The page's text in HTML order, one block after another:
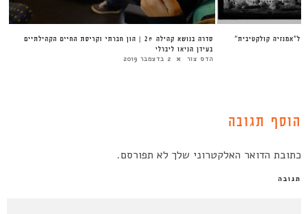
סדרה בנושא קהילה 2# | הון חברתי וקריסת החיים הקהילתיים
בעידן הניאו ליברלי
הדס צור 2 בדצמבר 2019
ל”אמנזיה קולקטיבית”
הוסף תגובה
כתובת הדואר האלקטרוני שלך לא תפורסם.
תגובה